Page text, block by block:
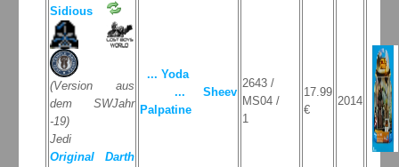
Sidious
(Version aus
dem SWJahr
-19)
Jedi
Original Darth
... Yoda
... Sheev
Palpatine
2643 /
MS04 /
1
17.99
€
2014